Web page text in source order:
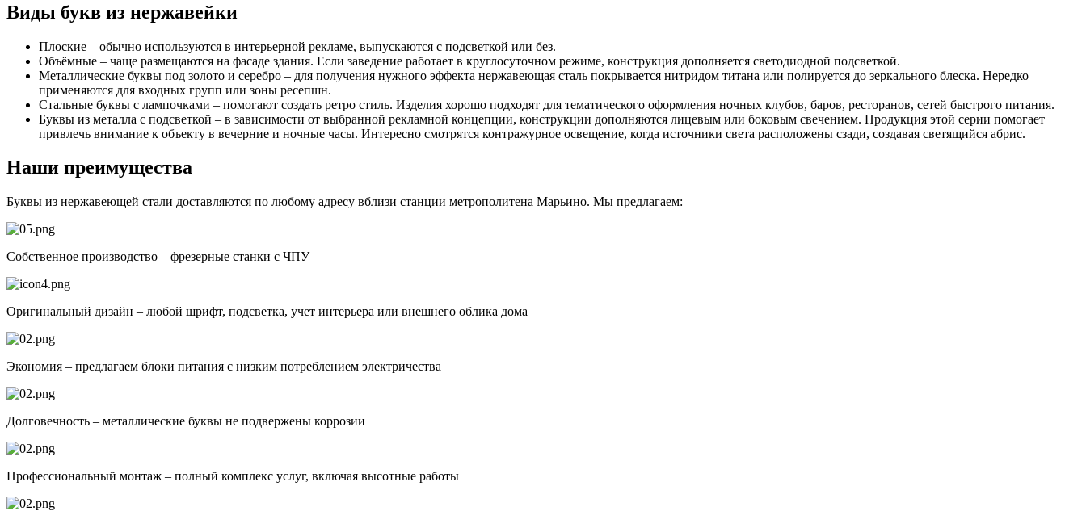
Виды букв из нержавейки
Плоские – обычно используются в интерьерной рекламе, выпускаются с подсветкой или без.
Объёмные – чаще размещаются на фасаде здания. Если заведение работает в круглосуточном режиме, конструкция дополняется светодиодной подсветкой.
Металлические буквы под золото и серебро – для получения нужного эффекта нержавеющая сталь покрывается нитридом титана или полируется до зеркального блеска. Нередко
применяются для входных групп или зоны ресепшн.
Стальные буквы с лампочками – помогают создать ретро стиль. Изделия хорошо подходят для тематического оформления ночных клубов, баров, ресторанов, сетей быстрого питания.
Буквы из металла с подсветкой – в зависимости от выбранной рекламной концепции, конструкции дополняются лицевым или боковым свечением. Продукция этой серии помогает
привлечь внимание к объекту в вечерние и ночные часы. Интересно смотрятся контражурное освещение, когда источники света расположены сзади, создавая светящийся абрис.
Наши преимущества
Буквы из нержавеющей стали доставляются по любому адресу вблизи станции метрополитена Марьино. Мы предлагаем:
Собственное производство – фрезерные станки с ЧПУ
Оригинальный дизайн – любой шрифт, подсветка, учет интерьера или внешнего облика дома
Экономия – предлагаем блоки питания с низким потреблением электричества
Долговечность – металлические буквы не подвержены коррозии
Профессиональный монтаж – полный комплекс услуг, включая высотные работы